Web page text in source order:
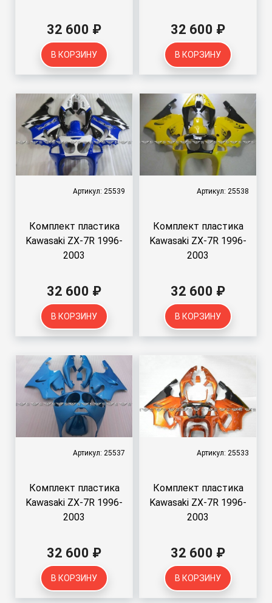
32 600 ₽
В КОРЗИНУ
32 600 ₽
В КОРЗИНУ
Артикул: 25539
Комплект пластика
Kawasaki ZX-7R 1996-
2003
32 600 ₽
В КОРЗИНУ
Артикул: 25538
Комплект пластика
Kawasaki ZX-7R 1996-
2003
32 600 ₽
В КОРЗИНУ
Артикул: 25537
Комплект пластика
Kawasaki ZX-7R 1996-
2003
32 600 ₽
В КОРЗИНУ
Артикул: 25533
Комплект пластика
Kawasaki ZX-7R 1996-
2003
32 600 ₽
В КОРЗИНУ